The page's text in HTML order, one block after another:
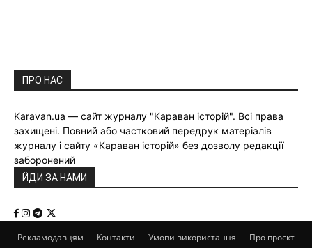
ПРО НАС
Karavan.ua — сайт журналу "Караван історій". Всі права
захищені. Повний або частковий передрук матеріалів
журналу і сайту «Караван історій» без дозволу редакції
заборонений
ЙДИ ЗА НАМИ
Рекламодавцям Контакти Умови використання Про проєкт